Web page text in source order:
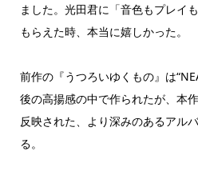
ました。光田君に「音色もプレイ
もらえた時、本当に嬉しかった。
前作の『うつろいゆくもの』は
後の高揚感の中で作られたが、本
反映された、より深みのあるアル
る。